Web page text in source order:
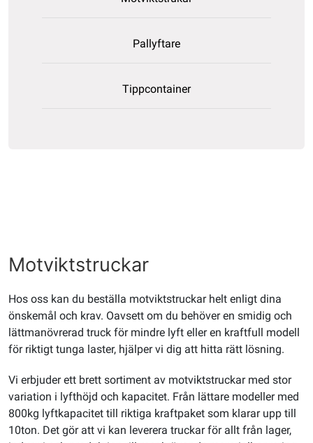
Pallyftare
Tippcontainer
Motviktstruckar
Hos oss kan du beställa motviktstruckar helt enligt dina
önskemål och krav. Oavsett om du behöver en smidig och
lättmanövrerad truck för mindre lyft eller en kraftfull modell
för riktigt tunga laster, hjälper vi dig att hitta rätt lösning.
Vi erbjuder ett brett sortiment av motviktstruckar med stor
variation i lyfthöjd och kapacitet. Från lättare modeller med
800kg lyftkapacitet till riktiga kraftpaket som klarar upp till
10ton. Det gör att vi kan leverera truckar för allt från lager,